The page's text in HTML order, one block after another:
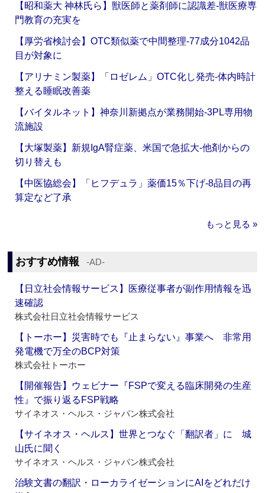
【昭和薬大 神林氏ら】獣医師と薬剤師に認識差‐獣医療専
門教育の充実を
【厚労省検討会】OTC類似薬で中間整理‐77成分1042品
目が対象に
【アリナミン製薬】「ロゼレム」OTC化し発売‐体内時計
整える睡眠改善薬
【バイタルネット】神奈川新拠点が業務開始‐3PL専用物
流施設
【大塚製薬】新規IgA腎症薬、米国で急拡大‐他剤からの
切り替えも
【中医協総会】「ヒフデュラ」薬価15％下げ‐8品目の再
算定など了承
もっと見る »
おすすめ情報 ‐AD‐
【日立社会情報サービス】医療従事者が副作用情報を迅
速確認
株式会社日立社会情報サービス
【トーホー】災害時でも『止まらない』事業へ 非常用
発電機で万全のBCP対策
株式会社トーホー
【開催報告】ウェビナー『FSPで変える臨床開発の生産
性』で振り返るFSP戦略
サイネオス・ヘルス・ジャパン株式会社
【サイネオス・ヘルス】世界とつなぐ「翻訳者」に 城
山氏に聞く
サイネオス・ヘルス・ジャパン株式会社
治験文書の翻訳・ローカライゼーションにAIをどれだけ